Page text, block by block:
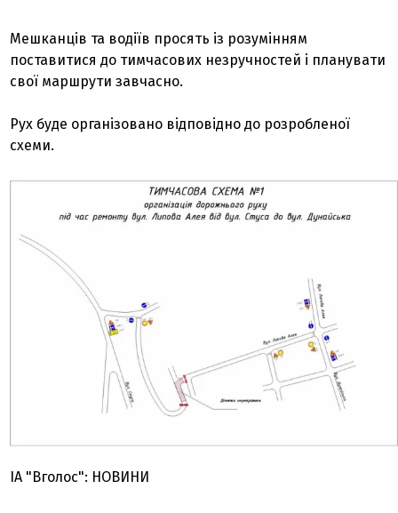
Мешканців та водіїв просять із розумінням
поставитися до тимчасових незручностей і планувати
свої маршрути завчасно.
Рух буде організовано відповідно до розробленої
схеми.
ІА "Вголос": НОВИНИ